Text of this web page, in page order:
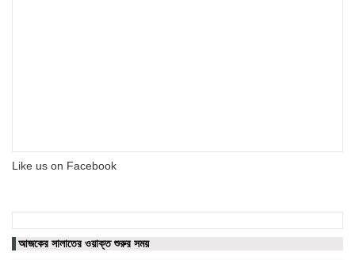
Like us on Facebook
আজকের সালাতের ওয়াক্ত শুরুর সময়